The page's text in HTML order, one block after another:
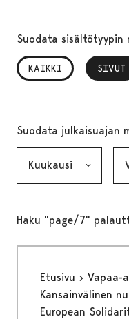
Suodata sisältötyypin
KAIKKI SIVUT
,
Suodata julkaisuajan
Haku "page/7"
Etusivu Vapaa-
Kansainvälinen
European